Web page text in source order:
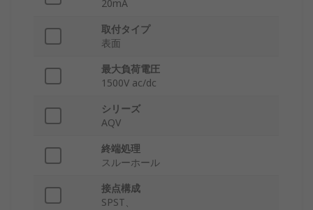
20mA
取付タイプ
表面
最大負荷電圧
1500V ac/dc
シリーズ
AQV
終端処理
スルーホール
接点構成
SPST、